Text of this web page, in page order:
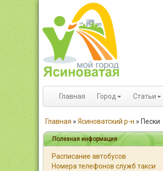
Главная Город Статьи
Главная » Ясиноватский р-н » Пески
Полезная информация
Расписание автобусов
Номера телефонов служб такси